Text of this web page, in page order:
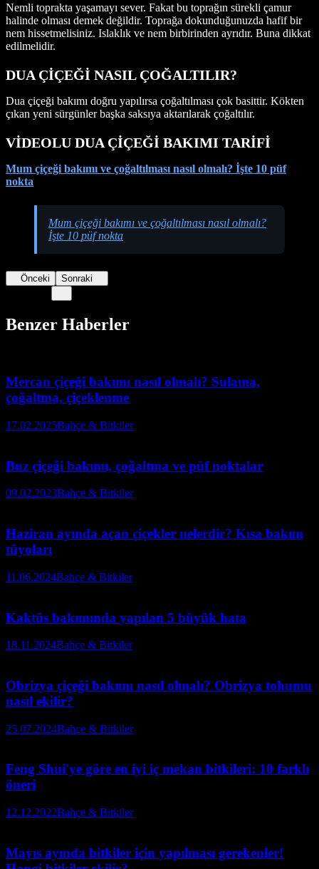
Nemli toprakta yaşamayı sever. Fakat bu toprağın sürekli çamur
halinde olması demek değildir. Toprağa dokunduğunuzda hafif bir
nem hissetmelisiniz. Islaklık ve nem birbirinden ayrıdır. Buna dikkat
edilmelidir.
DUA ÇİÇEĞİ NASIL ÇOĞALTILIR?
Dua çiçeği bakımı doğru yapılırsa çoğaltılması çok basittir. Kökten
çıkan yeni sürgünler başka saksıya aktarılarak çoğaltılır.
VİDEOLU DUA ÇİÇEĞİ BAKIMI TARİFİ
Mum çiçeği bakımı ve çoğaltılması nasıl olmalı? İşte 10 püf
nokta
Mum çiçeği bakımı ve çoğaltılması nasıl olmalı?
İşte 10 püf nokta
Önceki Sonraki
Benzer Haberler
Mercan çiçeği bakımı nasıl olmalı? Sulama,
çoğaltma, çiçeklenme
17.02.2025Bahçe & Bitkiler
Buz çiçeği bakımı, çoğaltma ve püf noktalar
09.02.2023Bahçe & Bitkiler
Haziran ayında açan çiçekler nelerdir? Kısa bakım
tüyoları
11.06.2024Bahçe & Bitkiler
Kaktüs bakımında yapılan 5 büyük hata
18.11.2024Bahçe & Bitkiler
Obrizya çiçeği bakımı nasıl olmalı? Obrizya tohumu
nasıl ekilir?
25.07.2024Bahçe & Bitkiler
Feng Shui'ye göre en iyi iç mekan bitkileri: 10 farklı
öneri
12.12.2022Bahçe & Bitkiler
Mayıs ayında bitkiler için yapılması gerekenler!